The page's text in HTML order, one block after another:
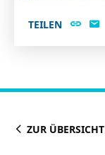
TEILEN
ZUR ÜBERSICHT